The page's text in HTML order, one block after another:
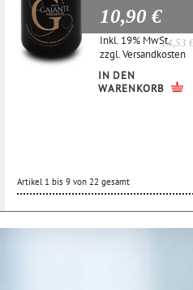
10,90 €
14,53
Inkl. 19% MwSt.
zzgl.Versandkosten
IN DEN
WARENKORB
Artikel 1 bis 9 von 22 gesamt